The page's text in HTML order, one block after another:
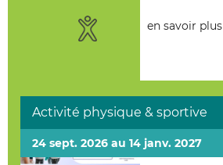
en savoir plus
Activité physique & sportive
24 sept. 2026 au 14 janv. 2027